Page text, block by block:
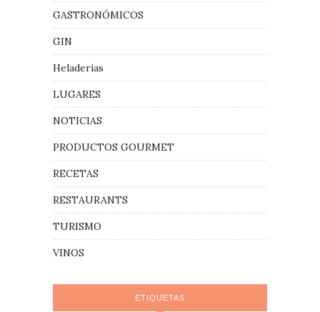
GASTRONÓMICOS
GIN
Heladerías
LUGARES
NOTICIAS
PRODUCTOS GOURMET
RECETAS
RESTAURANTS
TURISMO
VINOS
ETIQUETAS